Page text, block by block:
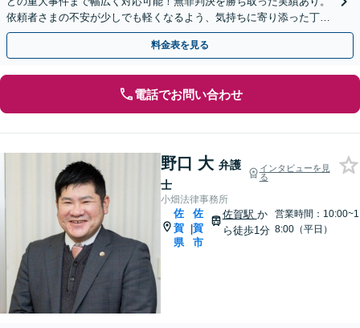
依頼者さまの不安が少しでも軽くなるよう、気持ちに寄り添った丁寧
な説明を心がけています【初回相談無料】
料金表を見る
電話でお問い合わせ
野口 大 弁護
士
インタビューを見
る
小畑法律事務所
佐
賀
県
|
佐
賀
市
佐賀駅 か
ら徒歩1分
営業時間：10:00~1
8:00（平日）